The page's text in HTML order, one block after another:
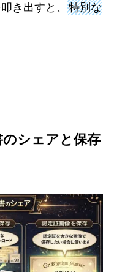
き出すと、 特別な
シェアと保存